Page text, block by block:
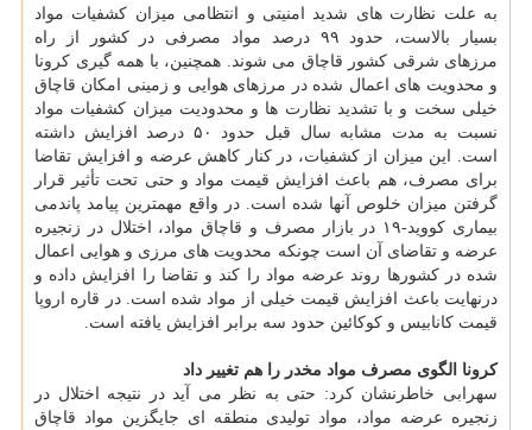
به علت نظارت های شدید امنیتی و انتظامی میزان کشفیات مواد
بسیار بالاست، حدود ۹۹ درصد مواد مصرفی در کشور از راه
مرزهای شرقی کشور قاچاق می شوند. همچنین، با همه گیری کرونا
و محدویت های اعمال شده در مرزهای هوایی و زمینی امکان قاچاق
خیلی سخت و با تشدید نظارت ها و محدودیت میزان کشفیات مواد
نسبت به مدت مشابه سال قبل حدود ۵۰ درصد افزایش داشته
است. این میزان از کشفیات، در کنار کاهش عرضه و افزایش تقاضا
برای مصرف، هم باعث افزایش قیمت مواد و حتی تحت تأثیر قرار
گرفتن میزان خلوص آنها شده است. در واقع مهمترین پیامد پاندمی
بیماری کووید-۱۹ در بازار مصرف و قاچاق مواد، اختلال در زنجیره
عرضه و تقاضای آن است چونکه محدویت های مرزی و هوایی اعمال
شده در کشورها روند عرضه مواد را کند و تقاضا را افزایش داده و
درنهایت باعث افزایش قیمت خیلی از مواد شده است. در قاره اروپا
قیمت کانابیس و کوکائین حدود سه برابر افزایش یافته است.
کرونا الگوی مصرف مواد مخدر را هم تغییر داد
سهرابی خاطرنشان کرد: حتی به نظر می آید در نتیجه اختلال در
زنجیره عرضه مواد، مواد تولیدی منطقه ای جایگزین مواد قاچاق